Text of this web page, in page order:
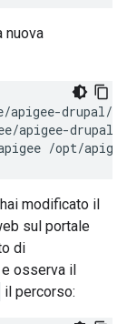
nuova
apigee-
/opt/
modificato il
sul portale
di
e osserva il
il percorso: